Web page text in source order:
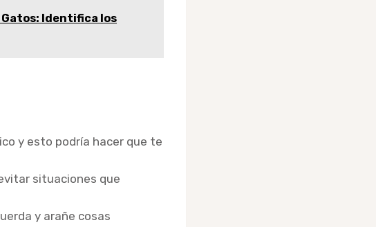
Identifica los
y esto podría hacer que te
situaciones que
y arañe cosas